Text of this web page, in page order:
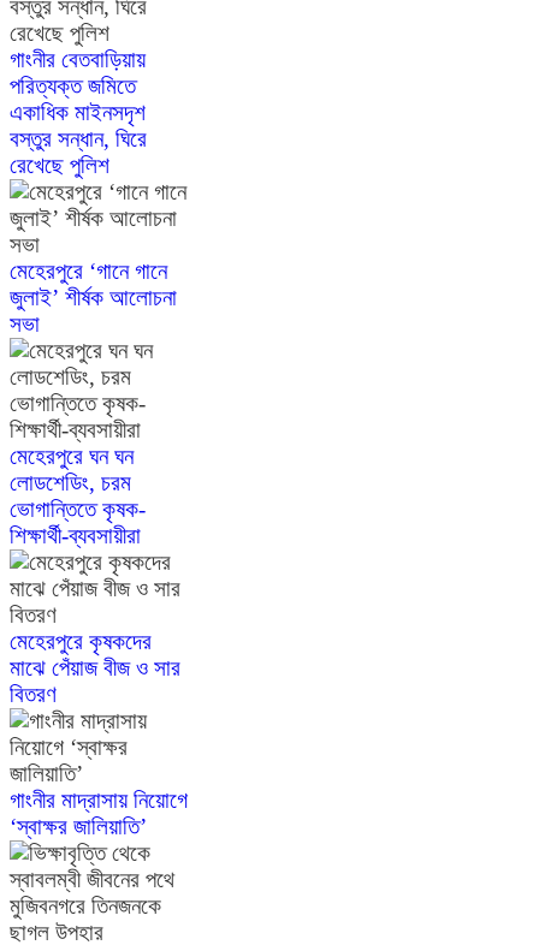
গাংনীর বেতবাড়িয়ায়
পরিত্যক্ত জমিতে
একাধিক মাইনসদৃশ
বস্তুর সন্ধান, ঘিরে
রেখেছে পুলিশ
মেহেরপুরে ‘গানে গানে
জুলাই’ শীর্ষক আলোচনা
সভা
মেহেরপুরে ঘন ঘন
লোডশেডিং, চরম
ভোগান্তিতে কৃষক-
শিক্ষার্থী-ব্যবসায়ীরা
মেহেরপুরে কৃষকদের
মাঝে পেঁয়াজ বীজ ও সার
বিতরণ
গাংনীর মাদ্রাসায় নিয়োগে
‘স্বাক্ষর জালিয়াতি’